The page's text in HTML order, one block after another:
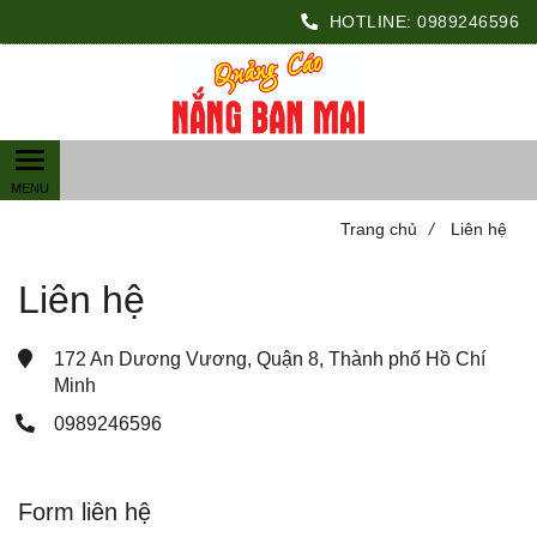
HOTLINE: 0989246596
Trang chủ / Liên hệ
Liên hệ
172 An Dương Vương, Quận 8, Thành phố Hồ Chí
Minh
0989246596
Form liên hệ